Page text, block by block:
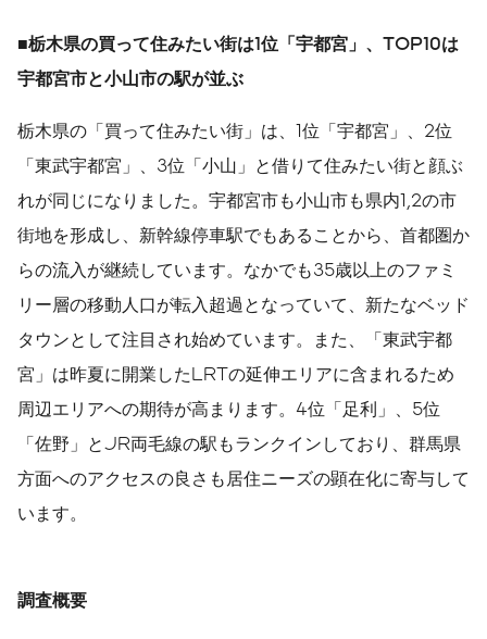
■栃木県の買って住みたい街は1位「宇都宮」、TOP10は
宇都宮市と小山市の駅が並ぶ
栃木県の「買って住みたい街」は、1位「宇都宮」、2位
「東武宇都宮」、3位「小山」と借りて住みたい街と顔ぶ
れが同じになりました。宇都宮市も小山市も県内1,2の市
街地を形成し、新幹線停車駅でもあることから、首都圏か
らの流入が継続しています。なかでも35歳以上のファミ
リー層の移動人口が転入超過となっていて、新たなベッド
タウンとして注目され始めています。また、「東武宇都
宮」は昨夏に開業したLRTの延伸エリアに含まれるため
周辺エリアへの期待が高まります。4位「足利」、5位
「佐野」とJR両毛線の駅もランクインしており、群馬県
方面へのアクセスの良さも居住ニーズの顕在化に寄与して
います。
調査概要